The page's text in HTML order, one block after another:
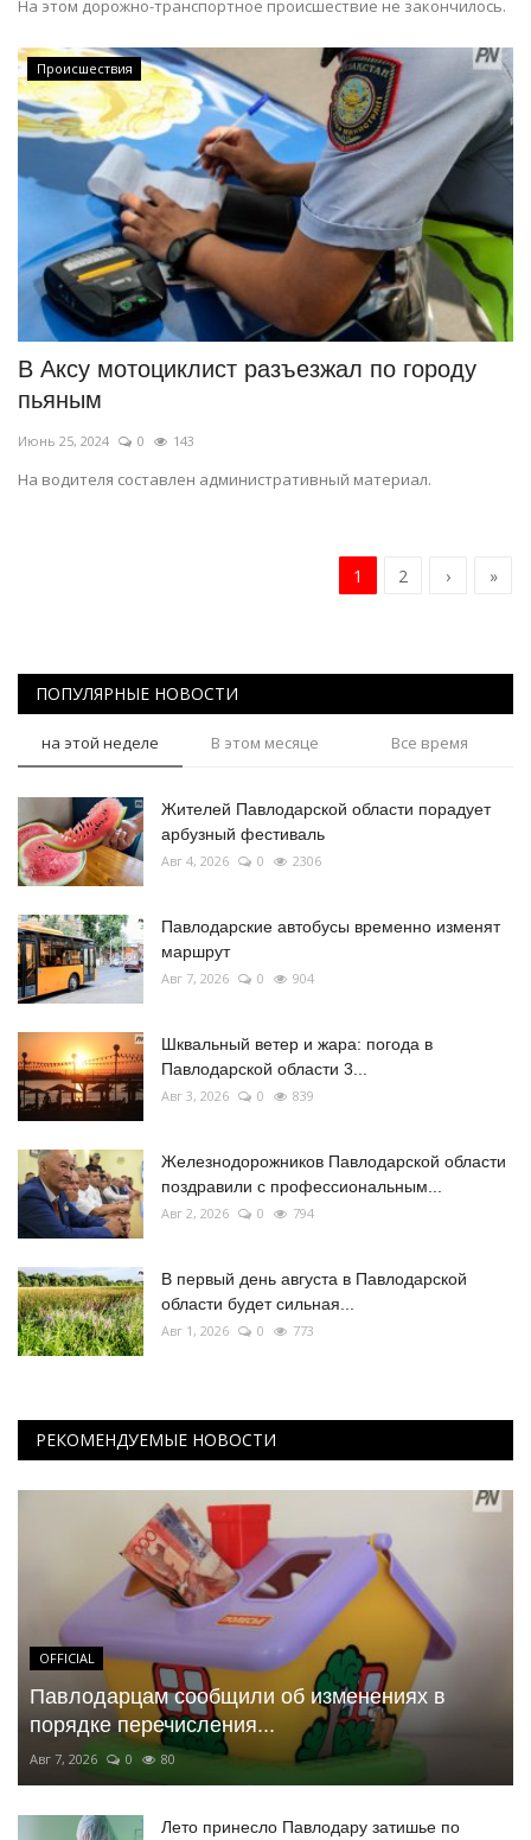
На этом дорожно-транспортное происшествие не закончилось.
Происшествия
В Аксу мотоциклист разъезжал по городу
пьяным
Июнь 25, 2024 0 143
На водителя составлен административный материал.
1 2 › »
ПОПУЛЯРНЫЕ НОВОСТИ
на этой неделе В этом месяце Все время
Жителей Павлодарской области порадует
арбузный фестиваль
Авг 4, 2026 0 2306
Павлодарские автобусы временно изменят
маршрут
Авг 7, 2026 0 904
Шквальный ветер и жара: погода в
Павлодарской области 3...
Авг 3, 2026 0 839
Железнодорожников Павлодарской области
поздравили с профессиональным...
Авг 2, 2026 0 794
В первый день августа в Павлодарской
области будет сильная...
Авг 1, 2026 0 773
РЕКОМЕНДУЕМЫЕ НОВОСТИ
OFFICIAL
Павлодарцам сообщили об изменениях в
порядке перечисления...
Авг 7, 2026 0 80
Лето принесло Павлодару затишье по